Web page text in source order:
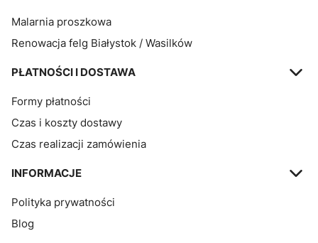
Malarnia proszkowa
Renowacja felg Białystok / Wasilków
PŁATNOŚCI I DOSTAWA
Formy płatności
Czas i koszty dostawy
Czas realizacji zamówienia
INFORMACJE
Polityka prywatności
Blog